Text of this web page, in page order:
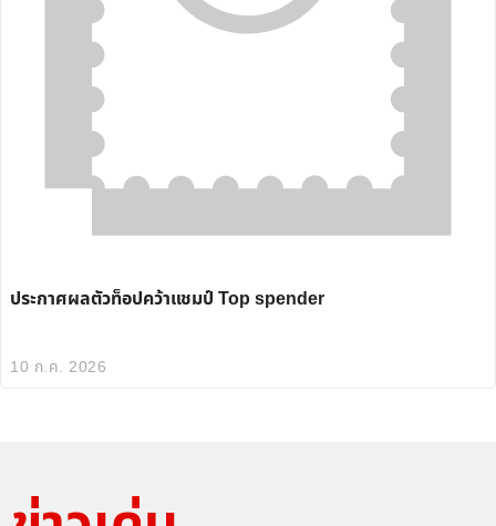
ประกาศผลตัวท็อปคว้าแชมป์ Top spender
10 ก.ค. 2026